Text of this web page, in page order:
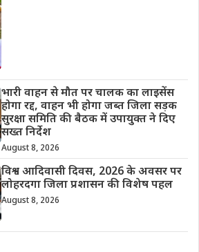
भारी वाहन से मौत पर चालक का लाइसेंस
होगा रद्द, वाहन भी होगा जब्त जिला सड़क
सुरक्षा समिति की बैठक में उपायुक्त ने दिए
सख्त निर्देश
August 8, 2026
विश्व आदिवासी दिवस, 2026 के अवसर पर
लोहरदगा जिला प्रशासन की विशेष पहल
August 8, 2026